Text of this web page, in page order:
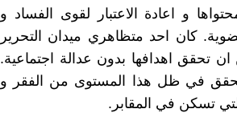
و اعادة الاعتبار لقوى الفساد و
كان احد متظاهري ميدان التحرير
تحقق اهدافها بدون عدالة اجتماعية.
في ظل هذا المستوى من الفقر و
تسكن في المقابر.